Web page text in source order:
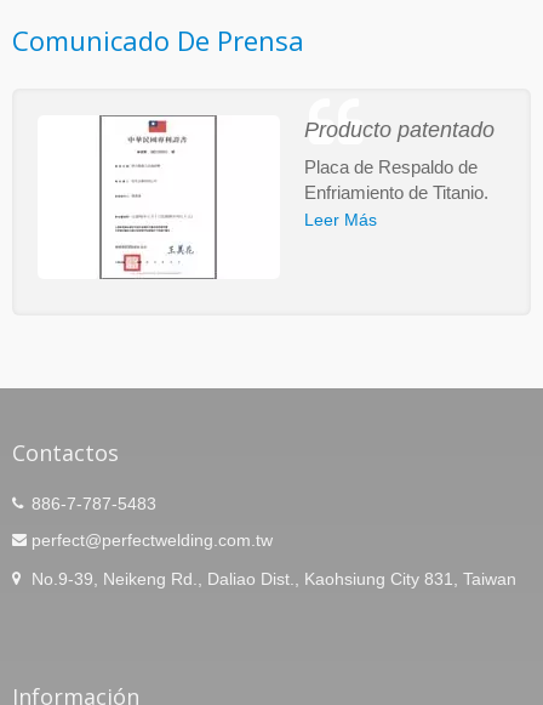
Comunicado De Prensa
Producto patentado
Placa de Respaldo de
Enfriamiento de Titanio.
Leer Más
Contactos
886-7-787-5483
perfect@perfectwelding.com.tw
No.9-39, Neikeng Rd., Daliao Dist., Kaohsiung City 831, Taiwan
Información